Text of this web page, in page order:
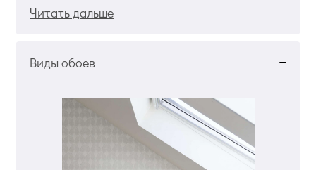
Читать дальше
Виды обоев